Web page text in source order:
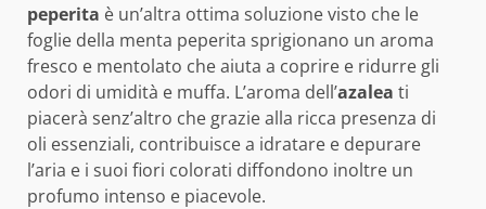
peperita è un’altra ottima soluzione visto che le
foglie della menta peperita sprigionano un aroma
fresco e mentolato che aiuta a coprire e ridurre gli
odori di umidità e muffa. L’aroma dell’azalea ti
piacerà senz’altro che grazie alla ricca presenza di
oli essenziali, contribuisce a idratare e depurare
l’aria e i suoi fiori colorati diffondono inoltre un
profumo intenso e piacevole.